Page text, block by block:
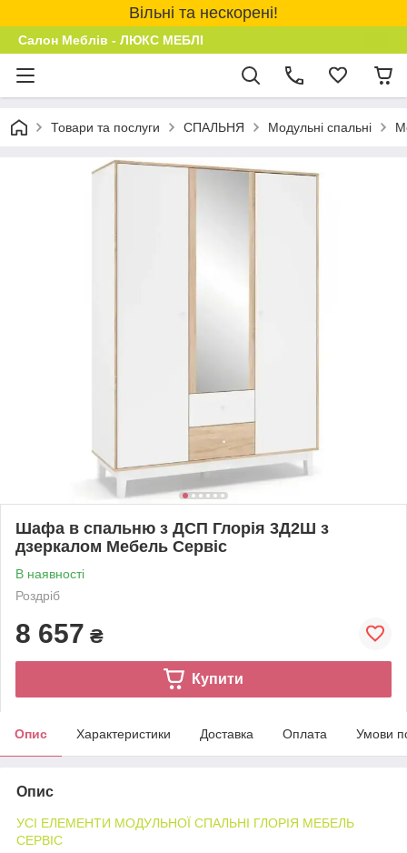
Вільні та нескорені!
Салон Меблів - ЛЮКС МЕБЛІ
Товари та послуги СПАЛЬНЯ Модульні спальні
Шафа в спальню з ДСП Глорія 3Д2Ш з
дзеркалом Мебель Сервіс
В наявності
Роздріб
8 657 ₴
Купити
Опис Характеристики Доставка Оплата Умови
Опис
УСІ ЕЛЕМЕНТИ МОДУЛЬНОЇ СПАЛЬНІ ГЛОРІЯ МЕБЕЛЬ
СЕРВІС